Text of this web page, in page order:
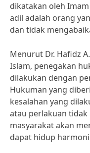
dikatakan oleh
adil adalah orang
dan tidak
Menurut Dr. Hafidz
Islam, penegakan
dilakukan dengan
Hukuman yang
kesalahan yang
atau perlakuan tidak
masyarakat akan
dapat hidup